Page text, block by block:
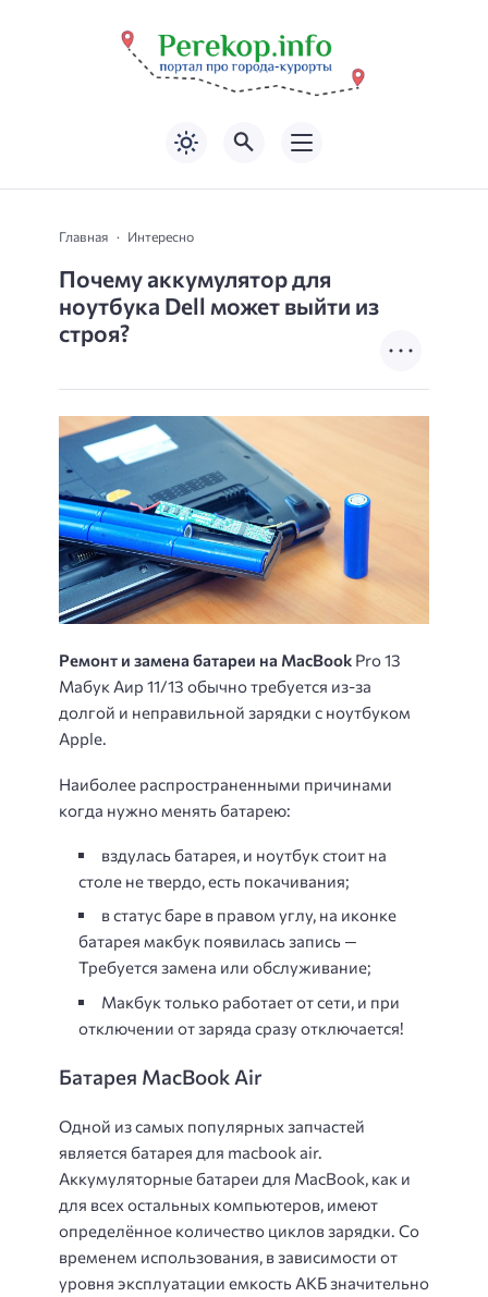
Главная Интересно
Почему аккумулятор для
ноутбука Dell может выйти из
строя?
Ремонт и замена батареи на MacBook Pro 13
Мабук Аир 11/13 обычно требуется из-за
долгой и неправильной зарядки с ноутбуком
Apple.
Наиболее распространенными причинами
когда нужно менять батарею:
вздулась батарея, и ноутбук стоит на
столе не твердо, есть покачивания;
в статус баре в правом углу, на иконке
батарея макбук появилась запись —
Требуется замена или обслуживание;
Макбук только работает от сети, и при
отключении от заряда сразу отключается!
Батарея MacBook Air
Одной из самых популярных запчастей
является батарея для macbook air.
Аккумуляторные батареи для MacBook, как и
для всех остальных компьютеров, имеют
определённое количество циклов зарядки. Со
временем использования, в зависимости от
уровня эксплуатации емкость АКБ значительно